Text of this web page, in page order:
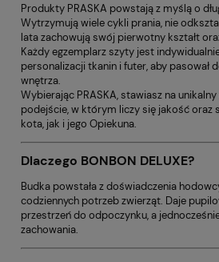
Produkty PRASKA powstają z myślą o
Wytrzymują wiele cykli prania, nie
lata zachowują swój pierwotny kształt
Każdy egzemplarz szyty jest
personalizacji tkanin i futer, aby pasował
wnętrza.
Wybierając PRASKA, stawiasz na
podejście, w którym liczy się jakość oraz
kota, jak i jego Opiekuna.
Dlaczego BONBON DELUXE?
Budka powstała z doświadczenia
codziennych potrzeb zwierząt. Daje
przestrzeń do odpoczynku, a
zachowania.